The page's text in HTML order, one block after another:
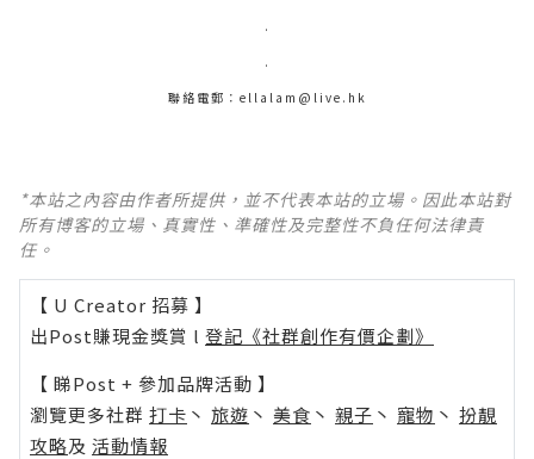
.
.
聯絡電郵：ellalam@live.hk
*本站之內容由作者所提供，並不代表本站的立場。因此本站對
所有博客的立場、真實性、準確性及完整性不負任何法律責
任。
【 U Creator 招募 】
出Post賺現金獎賞 l 登記《社群創作有價企劃》
【 睇Post + 參加品牌活動 】
瀏覽更多社群 打卡 丶 旅遊 丶 美食 丶 親子 丶 寵物 丶 扮靚
攻略及 活動情報